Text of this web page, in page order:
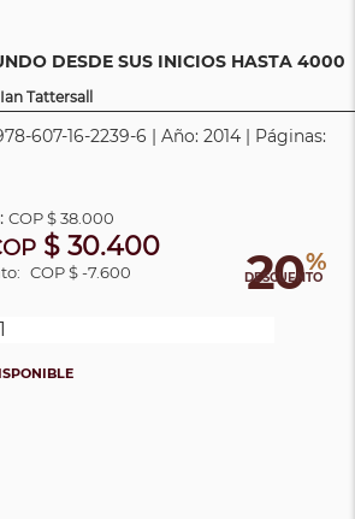
DESDE SUS INICIOS HASTA 4000
Tattersall
607-16-2239-6 | Año: 2014 | Páginas:
20%
DESCUENTO
COP$ 38.000
$ 30.400
COP $ -7.600